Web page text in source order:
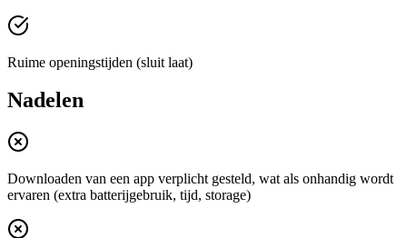
Ruime openingstijden (sluit laat)
Nadelen
Downloaden van een app verplicht gesteld, wat als onhandig wordt
ervaren (extra batterijgebruik, tijd, storage)